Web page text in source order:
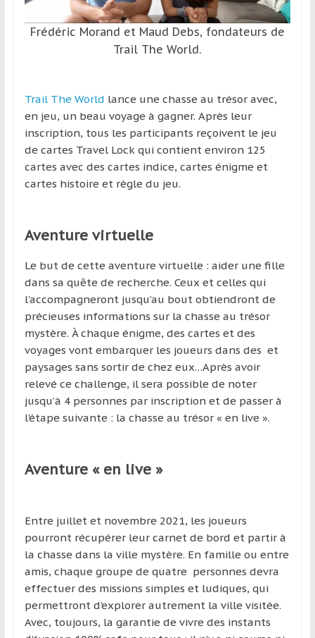
région
Frédéric Morand et Maud Debs, fondateurs de
Trail The World.
Trail The World lance une chasse au trésor avec,
en jeu, un beau voyage à gagner. Après leur
inscription, tous les participants reçoivent le jeu
de cartes Travel Lock qui contient environ 125
cartes avec des cartes indice, cartes énigme et
cartes histoire et règle du jeu.
Aventure virtuelle
Le but de cette aventure virtuelle : aider une fille
dans sa quête de recherche. Ceux et celles qui
l’accompagneront jusqu’au bout obtiendront de
précieuses informations sur la chasse au trésor
mystère. À chaque énigme, des cartes et des
voyages vont embarquer les joueurs dans des et
paysages sans sortir de chez eux…Après avoir
relevé ce challenge, il sera possible de noter
jusqu’à 4 personnes par inscription et de passer à
l’étape suivante : la chasse au trésor « en live ».
Aventure « en live »
Entre juillet et novembre 2021, les joueurs
pourront récupérer leur carnet de bord et partir à
la chasse dans la ville mystère. En famille ou entre
amis, chaque groupe de quatre personnes devra
effectuer des missions simples et ludiques, qui
permettront d’explorer autrement la ville visitée.
Avec, toujours, la garantie de vivre des instants